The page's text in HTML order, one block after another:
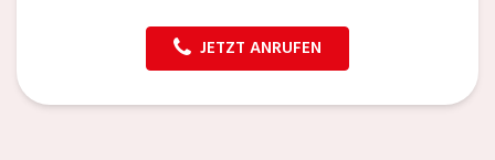
JETZT ANRUFEN